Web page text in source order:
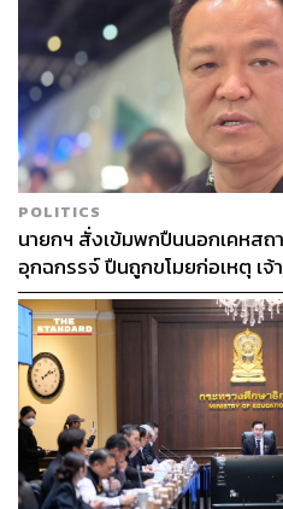
บรรยากาศจำลองของโ
Waipu Park Area (ขนาดพื้นที่
89.5 ไร่) โดยพื้นที่จัดแสดงนิทร
เทคโนโลยีการเกษตร 4.0 ที่จะ
พัฒนาการเกษตรแบบสมาร์ท ตอ
Taichung Flora Expo เพื่อพัฒ
เน้นในเรื่องของอาหารที่มีส่วน
เซปต์ Slow Food และ Slow
และนอกจากเทศกาลที่น่าสนใจ
เทศกาลดอกไม้ที่จัดขึ้นเป็นประ
Daylily Blossom, Lotus
Shee Blooming Oasis ฯลฯ
ติดตามข้อมูลของเทศกาล 2018
POLITICS
นายกฯ สั่งเข้มพกปืนนอกเคหสถ
อุกฉกรรจ์ ปืนถูกขโมยก่อเหตุ เ